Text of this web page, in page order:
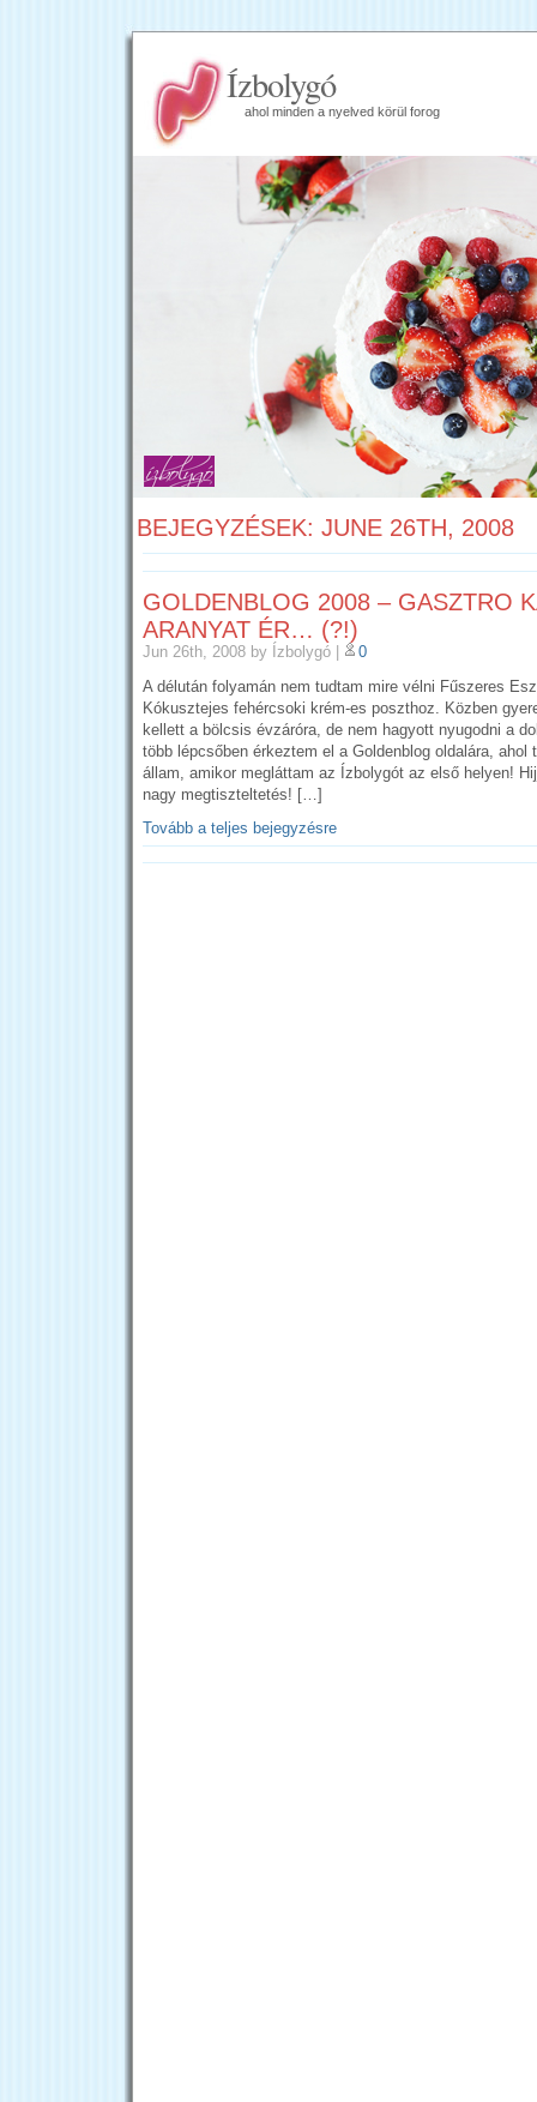
Ízbolygó
ahol minden a nyelved körül forog
BEJEGYZÉSEK: JUNE 26TH, 2008
GOLDENBLOG 2008 – GASZTRO
ARANYAT ÉR… (?!)
Jun 26th, 2008 by Ízbolygó
0
A délután folyamán nem tudtam mire vélni Fűszeres
Kókusztejes fehércsoki krém-es poszthoz. Közben
kellett a bölcsis évzáróra, de nem hagyott nyugodni a
több lépcsőben érkeztem el a Goldenblog oldalára, ahol
állam, amikor megláttam az Ízbolygót az első helyen!
nagy megtiszteltetés! […]
Tovább a teljes bejegyzésre